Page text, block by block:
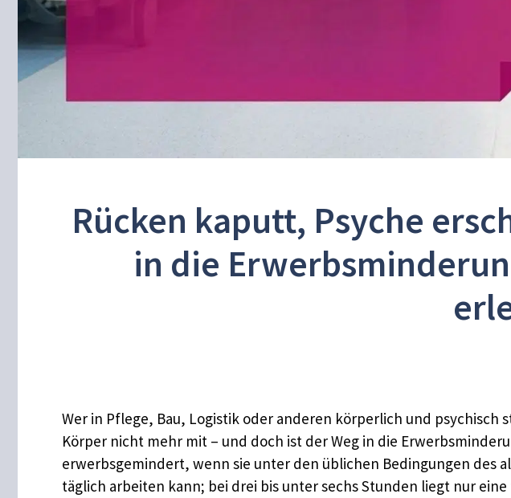
Rücken kaputt, Psyche
in die
Wer in Pflege, Bau, Logistik oder anderen körperlich und
Körper nicht mehr mit – und doch ist der Weg in die
erwerbsgemindert, wenn sie unter den üblichen Bedingungen des
täglich arbeiten kann; bei drei bis unter sechs Stunden liegt nur